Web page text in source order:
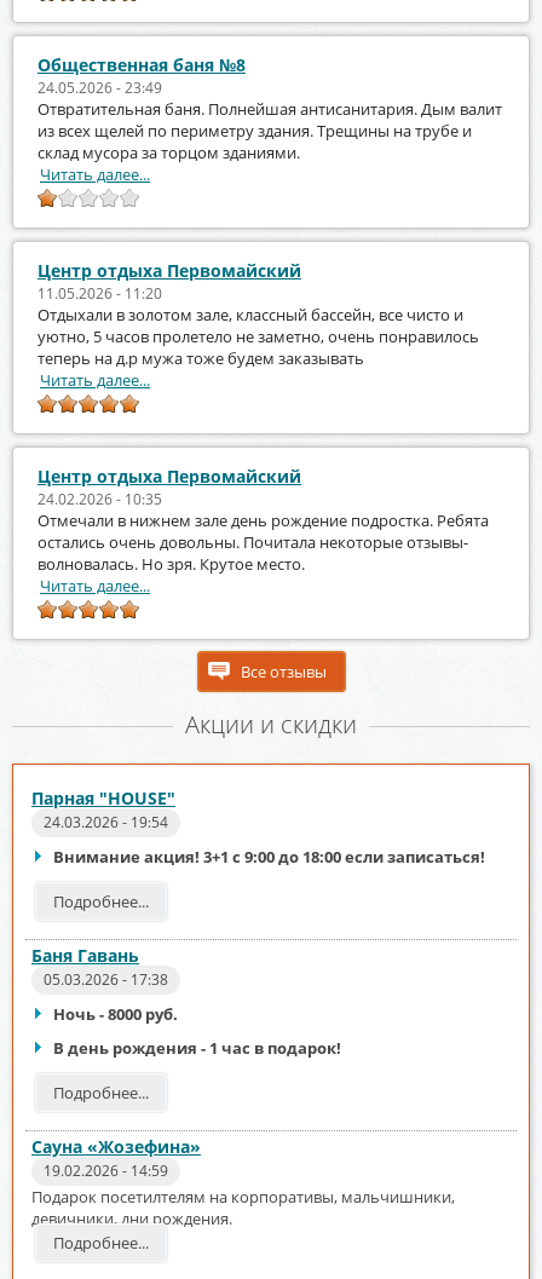
Общественная баня №8
24.05.2026 - 23:49
Отвратительная баня. Полнейшая антисанитария. Дым валит
из всех щелей по периметру здания. Трещины на трубе и
склад мусора за торцом зданиями.
Читать далее...
Центр отдыха Первомайский
11.05.2026 - 11:20
Отдыхали в золотом зале, классный бассейн, все чисто и
уютно, 5 часов пролетело не заметно, очень понравилось
теперь на д.р мужа тоже будем заказывать
Читать далее...
Центр отдыха Первомайский
24.02.2026 - 10:35
Отмечали в нижнем зале день рождение подростка. Ребята
остались очень довольны. Почитала некоторые отзывы-
волновалась. Но зря. Крутое место.
Читать далее...
Все отзывы
Акции и скидки
Парная "HOUSE"
24.03.2026 - 19:54
Внимание акция! 3+1 с 9:00 до 18:00 если записаться!
Подробнее...
Баня Гавань
05.03.2026 - 17:38
Ночь - 8000 руб.
В день рождения - 1 час в подарок!
Подробнее...
Сауна «Жозефина»
19.02.2026 - 14:59
Подарок посетилтелям на корпоративы, мальчишники,
девичники, дни рождения.
Подробнее...